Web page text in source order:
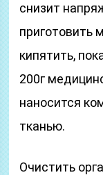
снизит
приготовить
кипятить,
200г
наносится
тканью.
Очистить